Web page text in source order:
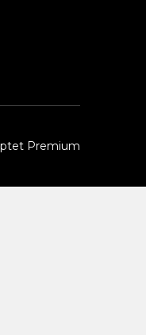
Premium